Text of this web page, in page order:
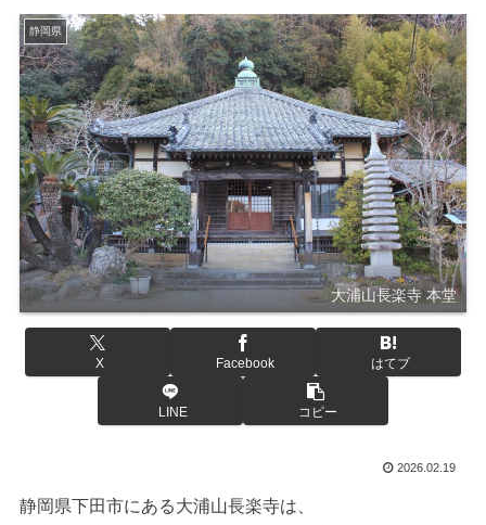
静岡県
大浦山長楽寺 本堂
X Facebook はてブ
LINE コピー
2026.02.19
静岡県下田市にある大浦山長楽寺は、